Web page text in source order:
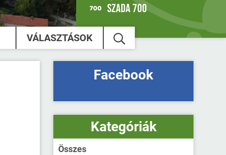
SZADA 700
VÁLASZTÁSOK
Facebook
Kategóriák
Összes